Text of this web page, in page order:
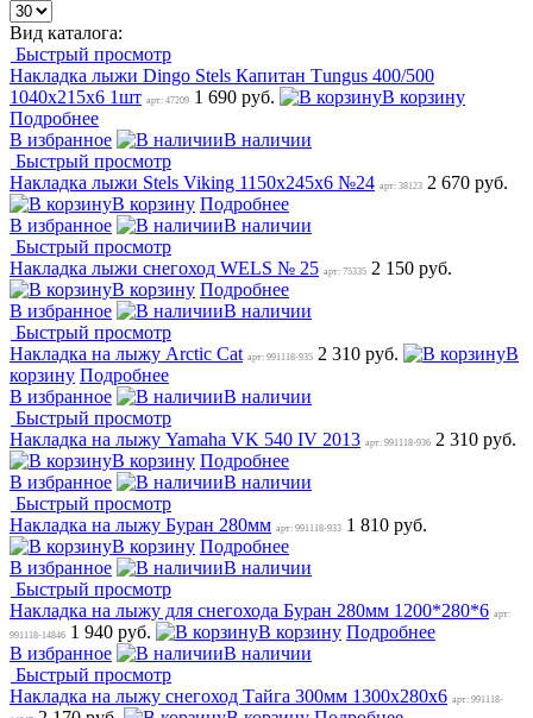
Вид каталога:
Быстрый просмотр
Накладка лыжи Dingo Stels Капитан Тungus 400/500
1040x215x6 1шт арт: 47209 1 690 руб.
В корзину
Подробнее
В избранное
В наличии
Быстрый просмотр
Накладка лыжи Stels Viking 1150х245х6 №24 арт: 38123 2 670 руб.
В корзину Подробнее
В избранное
В наличии
Быстрый просмотр
Накладка лыжи снегоход WELS № 25 арт: 75335 2 150 руб.
В корзину Подробнее
В избранное
В наличии
Быстрый просмотр
Накладка на лыжу Arctic Cat арт: 991118-935 2 310 руб.
В
корзину Подробнее
В избранное
В наличии
Быстрый просмотр
Накладка на лыжу Yamaha VK 540 IV 2013 арт: 991118-936 2 310 руб.
В корзину Подробнее
В избранное
В наличии
Быстрый просмотр
Накладка на лыжу Буран 280мм арт: 991118-933 1 810 руб.
В корзину Подробнее
В избранное
В наличии
Быстрый просмотр
Накладка на лыжу для снегохода Буран 280мм 1200*280*6 арт:
991118-14846 1 940 руб. В корзину Подробнее
В избранное
В наличии
Быстрый просмотр
Накладка на лыжу снегоход Тайга 300мм 1300x280x6 арт: 991118-